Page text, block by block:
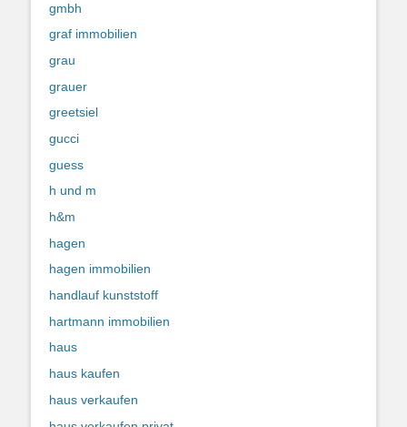
gmbh
graf immobilien
grau
grauer
greetsiel
gucci
guess
h und m
h&m
hagen
hagen immobilien
handlauf kunststoff
hartmann immobilien
haus
haus kaufen
haus verkaufen